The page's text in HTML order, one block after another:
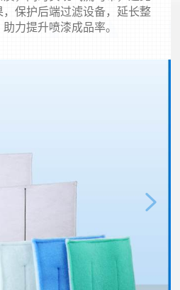
保护后端过滤设备，延长整
力提升喷漆成品率。